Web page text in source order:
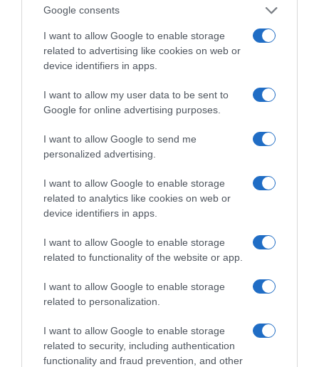
Google consents
I want to allow Google to enable storage
related to advertising like cookies on web or
device identifiers in apps.
I want to allow my user data to be sent to
Google for online advertising purposes.
I want to allow Google to send me
personalized advertising.
I want to allow Google to enable storage
related to analytics like cookies on web or
device identifiers in apps.
I want to allow Google to enable storage
related to functionality of the website or app.
I want to allow Google to enable storage
related to personalization.
I want to allow Google to enable storage
related to security, including authentication
functionality and fraud prevention, and other
Η ΣΤΗΛΗ ΜΑΣ